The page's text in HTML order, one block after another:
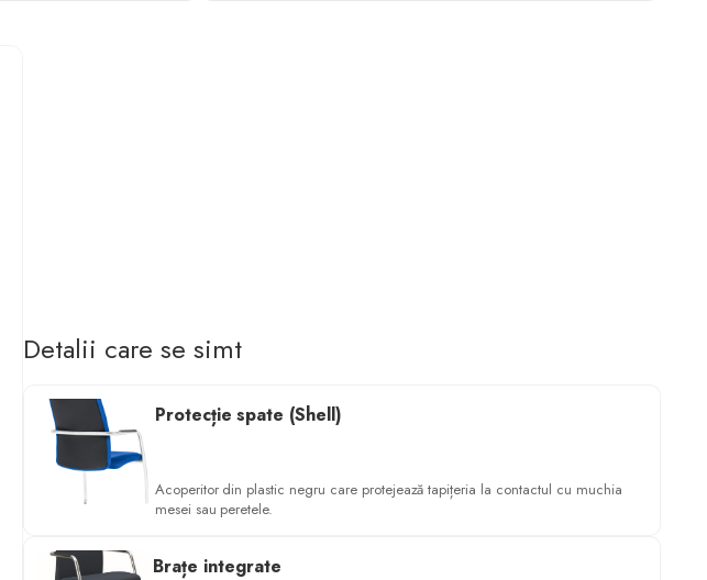
Detalii care se simt
Protecție spate (Shell)
Acoperitor din plastic negru care protejează tapițeria la contactul cu muchia
mesei sau peretele.
Brațe integrate